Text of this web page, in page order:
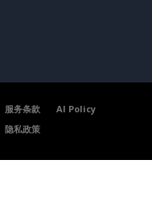
服务条款
AI Policy
隐私政策